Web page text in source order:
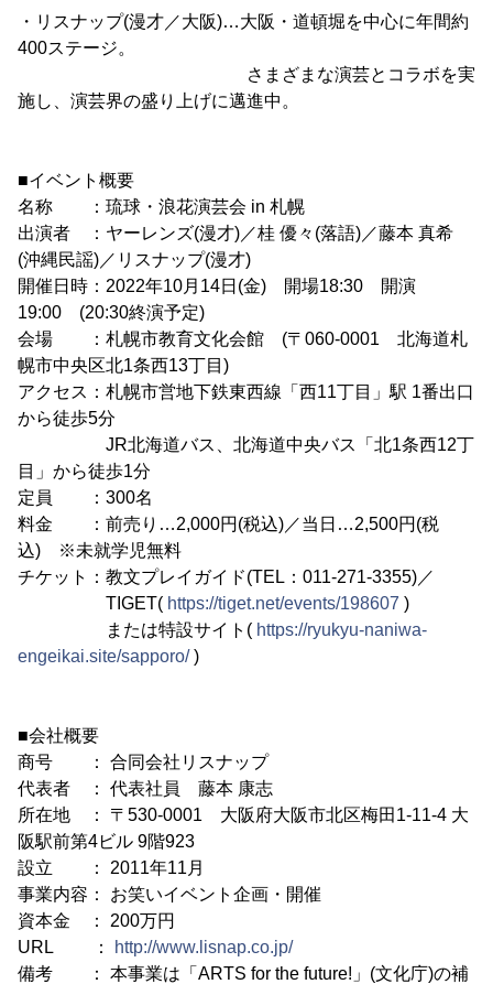
・リスナップ(漫才／大阪)…大阪・道頓堀を中心に年間約
400ステージ。
さまざまな演芸とコラボを実
施し、演芸界の盛り上げに邁進中。
■イベント概要
名称 ：琉球・浪花演芸会 in 札幌
出演者 ：ヤーレンズ(漫才)／桂 優々(落語)／藤本 真希
(沖縄民謡)／リスナップ(漫才)
開催日時：2022年10月14日(金) 開場18:30 開演
19:00 (20:30終演予定)
会場 ：札幌市教育文化会館 (〒060-0001 北海道札
幌市中央区北1条西13丁目)
アクセス：札幌市営地下鉄東西線「西11丁目」駅 1番出口
から徒歩5分
JR北海道バス、北海道中央バス「北1条西12丁
目」から徒歩1分
定員 ：300名
料金 ：前売り…2,000円(税込)／当日…2,500円(税
込) ※未就学児無料
チケット：教文プレイガイド(TEL：011-271-3355)／
TIGET( https://tiget.net/events/198607 )
または特設サイト( https://ryukyu-naniwa-
engeikai.site/sapporo/)
■会社概要
商号 ： 合同会社リスナップ
代表者 ： 代表社員 藤本 康志
所在地 ： 〒530-0001 大阪府大阪市北区梅田1-11-4 大
阪駅前第4ビル 9階923
設立 ： 2011年11月
事業内容： お笑いイベント企画・開催
資本金 ： 200万円
URL ：
http://www.lisnap.co.jp/
備考 ： 本事業は「ARTS for the future!」(文化庁)の補